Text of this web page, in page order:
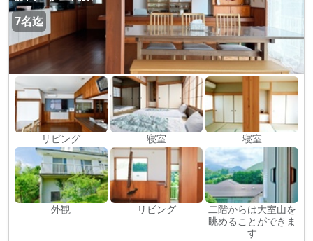
7名迄
リビング 寝室 寝室
外観 リビング
二階からは大室山を
眺めることができま
す